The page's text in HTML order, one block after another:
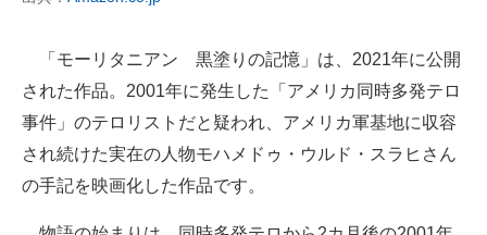
「モーリタニアン 黒塗りの記憶」は、2021年に公開
された作品。2001年に発生した「アメリカ同時多発テロ
事件」のテロリストだと疑われ、アメリカ軍基地に収容
され続けた実在の人物モハメドゥ・ウルド・スラヒさん
の手記を映画化した作品です。